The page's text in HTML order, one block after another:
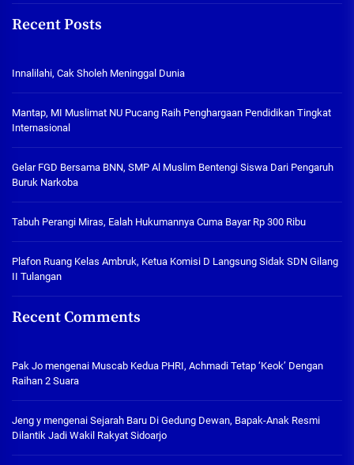
Recent Posts
Innalilahi, Cak Sholeh Meninggal Dunia
Mantap, MI Muslimat NU Pucang Raih Penghargaan Pendidikan Tingkat
Internasional
Gelar FGD Bersama BNN, SMP Al Muslim Bentengi Siswa Dari Pengaruh
Buruk Narkoba
Tabuh Perangi Miras, Ealah Hukumannya Cuma Bayar Rp 300 Ribu
Plafon Ruang Kelas Ambruk, Ketua Komisi D Langsung Sidak SDN Gilang
II Tulangan
Recent Comments
Pak Jo mengenai Muscab Kedua PHRI, Achmadi Tetap ‘Keok’ Dengan
Raihan 2 Suara
Jeng y mengenai Sejarah Baru Di Gedung Dewan, Bapak-Anak Resmi
Dilantik Jadi Wakil Rakyat Sidoarjo